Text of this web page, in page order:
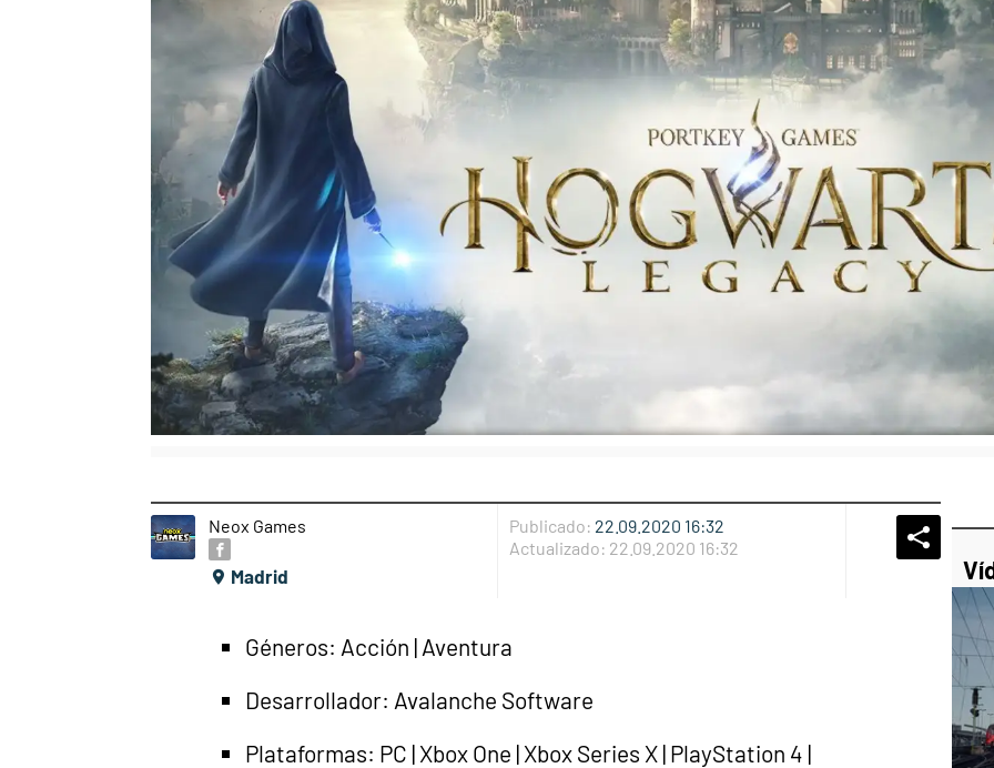
Neox Games
Madrid
Publicado: 22.09.2020 16:32
Actualizado: 22.09.2020 16:32 Whatsapp
Géneros: Acción | Aventura
Desarrollador: Avalanche Software
Plataformas: PC | Xbox One | Xbox Series X | PlayStation 4 |